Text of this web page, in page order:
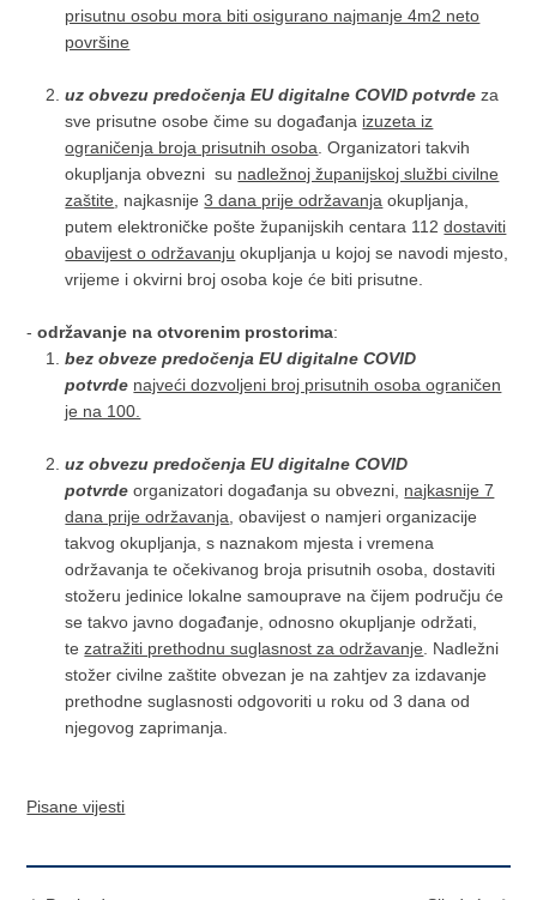
prisutnu osobu mora biti osigurano najmanje 4m2 neto
površine
uz obvezu predočenja EU digitalne COVID potvrde za
sve prisutne osobe čime su događanja izuzeta iz
ograničenja broja prisutnih osoba . Organizatori takvih
okupljanja obvezni su nadležnoj županijskoj službi civilne
zaštite , najkasnije3 dana prije održavanja okupljanja,
putem elektroničke pošte županijskih centara 112dostaviti
obavijest o održavanju okupljanja u kojoj se navodi mjesto,
vrijeme i okvirni broj osoba koje će biti prisutne.
-održavanje na otvorenim prostorima:
bez obveze predočenja EU digitalne COVID
potvrde najveći dozvoljeni broj prisutnih osoba ograničen
je na 100.
uz obvezu predočenja EU digitalne COVID
potvrde organizatori događanja su obvezni, najkasnije 7
dana prije održavanja , obavijest o namjeri organizacije
takvog okupljanja, s naznakom mjesta i vremena
održavanja te očekivanog broja prisutnih osoba, dostaviti
stožeru jedinice lokalne samouprave na čijem području će
se takvo javno događanje, odnosno okupljanje održati,
tezatražiti prethodnu suglasnost za održavanje . Nadležni
stožer civilne zaštite obvezan je na zahtjev za izdavanje
prethodne suglasnosti odgovoriti u roku od 3 dana od
njegovog zaprimanja.
Pisane vijesti